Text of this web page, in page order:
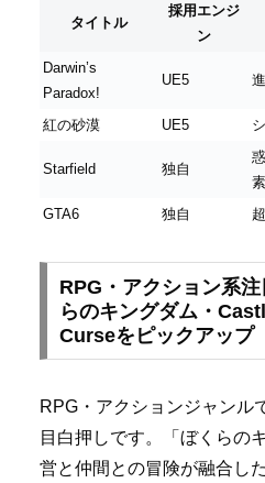
タイトル
採用エンジ
ン
Darwin’s
Paradox!
UE5
紅の砂漠 UE5
Starfield 独自
素
GTA6
独自
RPG・アクション系
らのキングダム・
Curseをピックアップ
RPG・アクションジャンル
目白押しです。「ぼくらの
営と仲間との冒険が融合し